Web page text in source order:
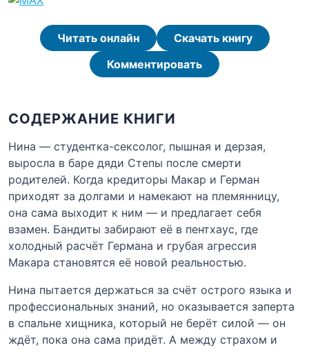
Читать онлайн
Скачать книгу
Комментировать
СОДЕРЖАНИЕ КНИГИ
Нина — студентка-сексолог, пышная и дерзая,
выросла в баре дяди Степы после смерти
родителей. Когда кредиторы Макар и Герман
приходят за долгами и намекают на племянницу,
она сама выходит к ним — и предлагает себя
взамен. Бандиты забирают её в пентхаус, где
холодный расчёт Германа и грубая агрессия
Макара становятся её новой реальностью.
Нина пытается держаться за счёт острого языка и
профессиональных знаний, но оказывается заперта
в спальне хищника, который не берёт силой — он
ждёт, пока она сама придёт. А между страхом и